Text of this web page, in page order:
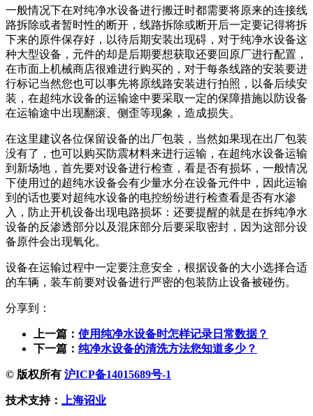
一般情况下在对纯净水设备进行搬迁时都需要将原来的连接线
路拆除或者暂时性的断开，线路拆除或断开后一定要记得将拆
下来的原件保存好，以待后期安装出现碍，对于纯净水设备这
种大型设备，元件的却是后期要想获取还要回原厂进行配置，
在市面上机械商店很难进行购买的，对于每条线路的安装要进
行标记当然您也可以事先将原线路安装进行拍照，以备后续安
装，在超纯水设备的运输途中要采取一定的保障措施以防设备
在运输途中出现翻滚、侧歪等现象，造成损失。
在这里建议各位保留设备的出厂包装，当然如果现在出厂包装
没有了，也可以购买防震材料来进行运输，在超纯水设备运输
到新场地，首先要对设备进行检查，看是否有损坏，一般情况
下使用过的超纯水设备会有少量水分在设备元件中，因此运输
到的话也要对超纯水设备的电控纷纷进行检查看是否有水渗
入，防止开机设备出现电路损坏：还要提醒的就是在拆纯净水
设备的反渗透部分以及混床部分后要采取密封，因为这部分设
备原件会出现氧化。
设备在运输过程中一定要注意安全，根据设备的大小选择合适
的车辆，装车前要对设备进行严密的包装防止设备被碰伤。
分享到：
上一篇： 使用纯净水设备时怎样记录日常数据？
下一篇： 纯净水设备的清洗方法您知道多少？
© 版权所有 沪ICP备14015689号-1
技术支持： 上海诏业